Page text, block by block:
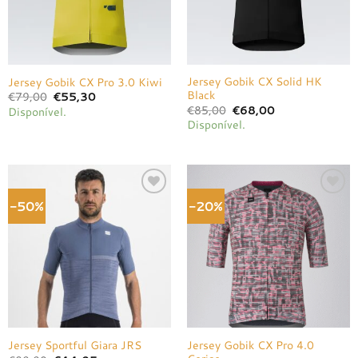
Jersey Gobik CX Pro 3.0 Kiwi
€79,00 O
preço
original
€55,30O
Disponível.
Jersey Gobik CX Solid HK
Black
€85,00 O
preço
original
€68,00O
Disponível.
-50%
Jersey Sportful Giara JRS
-20%
Adicionar
à lista de
desejos
Jersey Gobik CX Pro 4.0